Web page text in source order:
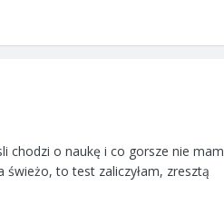
chodzi o naukę i co gorsze nie mam
świeżo, to test zaliczyłam, zresztą